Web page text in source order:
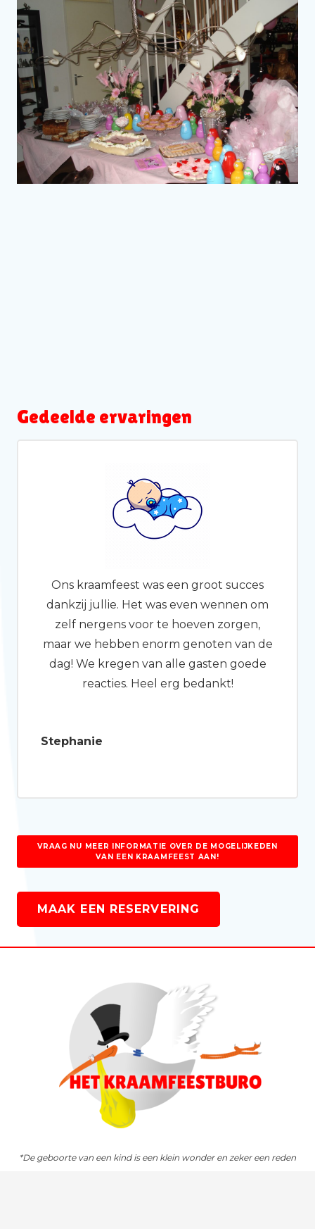
Gedeelde ervaringen
Ons kraamfeest was een groot succes
dankzij jullie. Het was even wennen om
zelf nergens voor te hoeven zorgen,
maar we hebben enorm genoten van de
dag! We kregen van alle gasten goede
reacties. Heel erg bedankt!
Stephanie
VRAAG NU MEER INFORMATIE OVER DE MOGELIJKEDEN
VAN EEN KRAAMFEEST AAN!
MAAK EEN RESERVERING
*De geboorte van een kind is een klein wonder en zeker een reden